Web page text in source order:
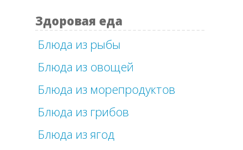
Здоровая еда
Блюда из рыбы
Блюда из овощей
Блюда из морепродуктов
Блюда из грибов
Блюда из ягод